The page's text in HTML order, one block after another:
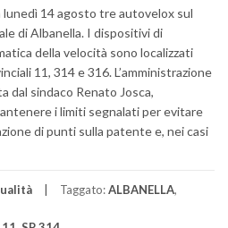
lunedì 14 agosto tre autovelox sul
di Albanella. I dispositivi di
della velocità sono localizzati
11, 314 e 316. L’amministrazione
dal sindaco Renato Josca,
i limiti segnalati per evitare
di punti sulla patente e, nei casi
Taggato:ALBANELLA,